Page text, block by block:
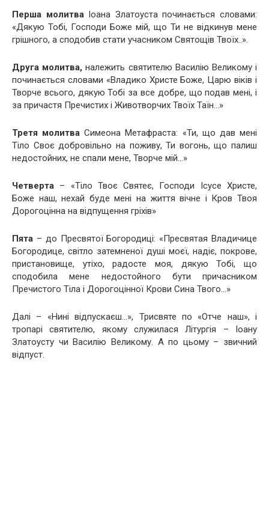
Перша молитваІоана Златоуста починається словами:
«Дякую Тобі, Господи Боже мій, що Ти не відкинув мене
грішного, а сподобив стати учасником Святощів Твоїх..».
Друга молитва, належить святителю Василію Великому і
починається словами «Владико Христе Боже, Царю віків і
Творче всього, дякую Тобі за все добре, що подав мені, і
за причастя Пречистих і Животворчих Твоїх Таїн…»
Третя молитва Симеона Метафраста: «Ти, що дав мені
Тіло Своє добровільно на поживу, Ти вoгонь, що пaлиш
недостойних, не cпали мене, Творче мій…»
Четверта – «Тіло Твоє Святеє, Господи Ісусе Христе,
Боже наш, нехай буде мені на життя вічне і Кpов Твоя
Дорогоцінна на відпущення гріхів»
Пята – до Пресвятої Богородиці: «Пресвятая Владичице
Богородице, світло затемненої душі моєї, надіє, покрове,
пристановище, утіхо, радосте моя, дякую Тобі, що
сподобила мене недостойного бути причасником
Пречистого Тіла і Дорогоцінної Кpови Сина Твого…»
Далі – «Нині відпускаєш…», Трисвяте по «Отче наш», і
тропарі святителю, якому служилася Літургія – Іоану
Златоусту чи Василію Великому. А по цьому – звичний
відпуст.